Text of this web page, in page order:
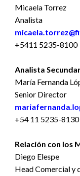
Micaela Torrez
Analista
+5411 5235-8100
Analista
María Fernanda
Senior Director
+54 11 5235-8130
Relación con los
Diego Elespe
Head Comercial y